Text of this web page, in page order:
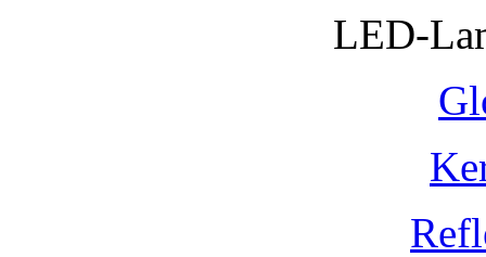
LED-